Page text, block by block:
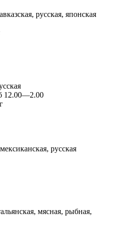
русская, японская
12.00—2.00
русская
мясная, рыбная,